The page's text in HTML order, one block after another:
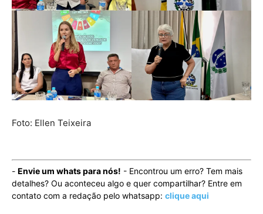
Foto: Ellen Teixeira
- Envie um whats para nós! - Encontrou um erro? Tem mais
detalhes? Ou aconteceu algo e quer compartilhar? Entre em
contato com a redação pelo whatsapp: clique aqui